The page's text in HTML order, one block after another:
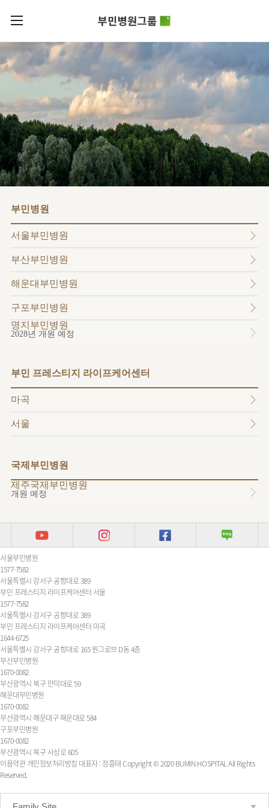
로그인
회원가입
부민병원그룹소개
비전과
부민스토리
이사장소개
HI
HSS
글로벌
얼라이언스
연혁
조직도
오시는길
의료진
외래진료
부민병원그룹소식
사회공헌
후원안내
언론보도
건강토크
입찰공고
부민병원
40주년
역사관
병원/
센터
서울부민병원
부산부민병원
해운대부민병원
프레스티지
라이프케어센터
KOR
ENG
RUS
부민병원
서울부민병원
부산부민병원
해운대부민병원
구포부민병원
명지부민병원
2028년 개원 예정
부민 프레스티지 라이프케어센터
마곡
서울
국제부민병원
제주국제부민병원
개원 예정
서울부민병원
1577-7582
서울특별시 강서구 공항대로 389
부민 프레스티지 라이프케어센터 서울
1577-7582
서울특별시 강서구 공항대로 389
부민 프레스티지 라이프케어센터 마곡
1644-6725
서울특별시 강서구 공항대로 165 원그로브 D동 4층
부산부민병원
1670-0082
부산광역시 북구 만덕대로 59
해운대부민병원
1670-0082
부산광역시 해운대구 해운대로 584
구포부민병원
1670-0082
부산광역시 북구 사상로 605
이용약관 개인정보처리방침 대표자 : 정흥태Copyright © 2020 BUMIN HOSPITAL All Rights
Reserved.